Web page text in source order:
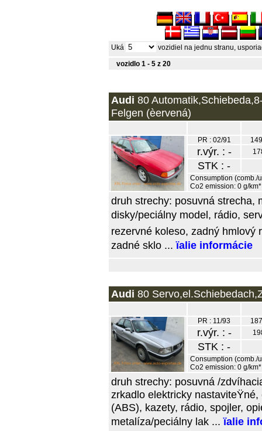
Uká
vozidiel na jednu stranu,
vozidlo 1 - 5 z 20
Audi 80
Felgen (èervená)
PR : 02/91
r.výr. : -
STK : -
Consumption (comb./
Co2 emission: 0 g/km*
druh strechy: posuvná strecha,
disky/peciálny model, rádio,
rezervné koleso, zadný hmlový
zadné sklo ...ïalie informácie
Audi 80
PR : 11/93
r.výr. : -
STK : -
Consumption (comb./
Co2 emission: 0 g/km*
druh strechy: posuvná /
zrkadlo elektricky
(ABS), kazety, rádio, spojler,
metalíza/peciálny lak ...ïalie